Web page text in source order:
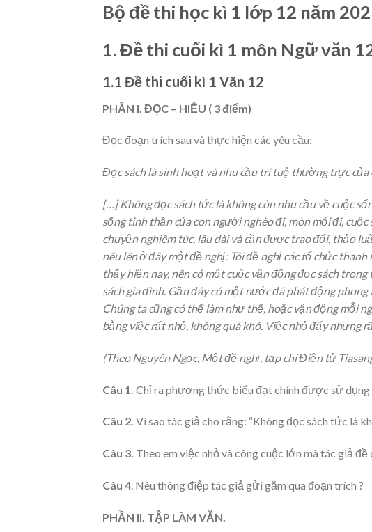
Bộ đề thi học kì 1 lớp 12 năm
1. Đề thi cuối kì 1 môn Ngữ văn
1.1 Đề thi cuối kì 1 Văn 12
PHẦN I. ĐỌC – HIỂU ( 3 điểm)
Đọc đoạn trích sau và thực hiện các yêu cầu:
Đọc sách là sinh hoạt và nhu cầu trí tuệ thường trực
[…] Không đọc sách tức là không còn nhu cầu về cuộc
sống tinh thần của con người nghèo đi, mòn mỏi đi,
chuyện nghiêm túc, lâu dài và cần được trao đổi, thảo
nêu lên ở đây một đề nghị: Tôi đề nghị các tổ chức
thấy hiện nay, nên có một cuộc vận động đọc sách
sách gia đình. Gần đây có một nước đã phát động
Chúng ta cũng có thể làm như thế, hoặc vận động mỗi
bằng việc rất nhỏ, không quá khó. Việc nhỏ đấy nhưng
(Theo Nguyên Ngọc, Một đề nghị, tạp chí Điện tử
Câu 1. Chỉ ra phương thức biểu đạt chính được sử dụng
Câu 2. Vì sao tác giả cho rằng: “Không đọc sách tức là
Câu 3. Theo em việc nhỏ và công cuộc lớn mà tác giả
Câu 4. Nêu thông điệp tác giả gửi gắm qua đoạn trích ?
PHẦN II. TẬP LÀM VĂN.